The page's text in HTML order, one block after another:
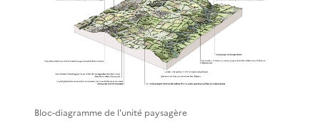
Bloc-diagramme de l'unité paysagère